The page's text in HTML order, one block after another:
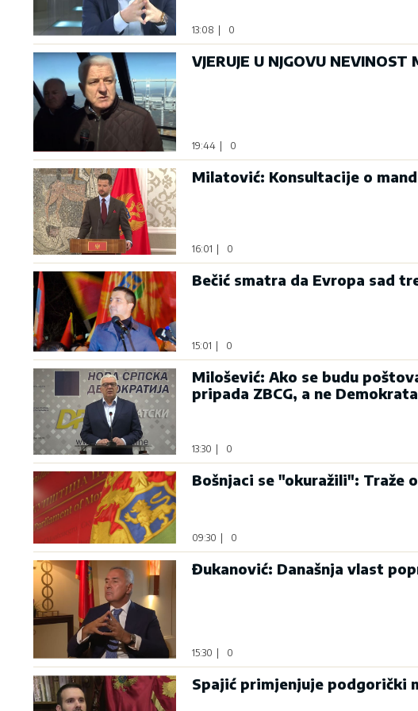
13:08 0
VJERUJE U NJGOVU
19:44 | 0
Milatović: Konsultacije o
16:01 | 0
Bečić smatra da Evropa sad
15:01 0
Milošević: Ako se budu
pripada ZBCG, a ne
13:30 0
Bošnjaci se "okuražili": Traže
09:30 0
Đukanović: Današnja vlast
15:30 0
Spajić primjenjuje podgorički